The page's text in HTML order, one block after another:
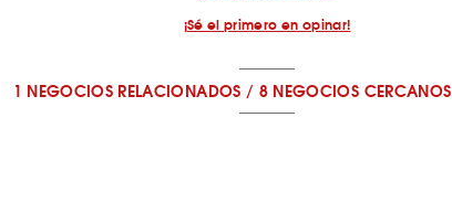
¡Sé el primero en opinar!
1 NEGOCIOS RELACIONADOS / 8 NEGOCIOS CERCANOS